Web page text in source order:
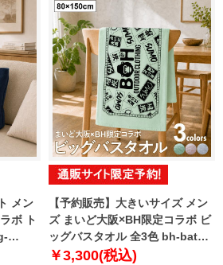
メン
ボ ト
定】
【予約販売】大きいサイズ メン
ズ まいど大阪×BH限定コラボ ビ
ッグバスタオル 全3色 bh-bath-
sumo999【10月下旬発送予定】
￥3,300(税込)